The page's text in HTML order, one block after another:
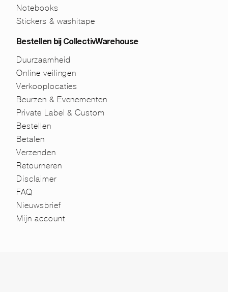
Notebooks
Stickers & washitape
Bestellen bij CollectivWarehouse
Duurzaamheid
Online veilingen
Verkooplocaties
Beurzen & Evenementen
Private Label & Custom
Bestellen
Betalen
Verzenden
Retourneren
Disclaimer
FAQ
Nieuwsbrief
Mijn account